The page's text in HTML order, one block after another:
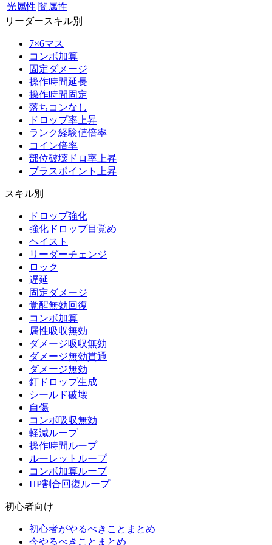
光属性 闇属性
リーダースキル別
7×6マス
コンボ加算
固定ダメージ
操作時間延長
操作時間固定
落ちコンなし
ドロップ率上昇
ランク経験値倍率
コイン倍率
部位破壊ドロ率上昇
プラスポイント上昇
スキル別
ドロップ強化
強化ドロップ目覚め
ヘイスト
リーダーチェンジ
ロック
遅延
固定ダメージ
覚醒無効回復
コンボ加算
属性吸収無効
ダメージ吸収無効
ダメージ無効貫通
ダメージ無効
釘ドロップ生成
シールド破壊
自傷
コンボ吸収無効
軽減ループ
操作時間ループ
ルーレットループ
コンボ加算ループ
HP割合回復ループ
初心者向け
初心者がやるべきことまとめ
今やるべきことまとめ